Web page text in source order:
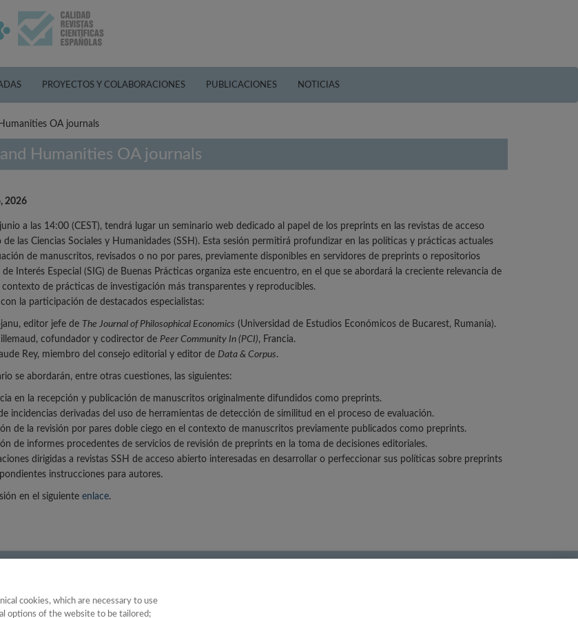
PROYECTOS Y COLABORACIONES PUBLICACIONES NOTICIAS
OA journals
Humanities OA journals
2026
a las 14:00 (CEST), tendrá lugar un seminario web dedicado al papel de los preprints en las revistas de acceso
las Ciencias Sociales y Humanidades (SSH). Esta sesión permitirá profundizar en las políticas y prácticas actuales
de manuscritos, revisados o no por pares, previamente disponibles en servidores de preprints o repositorios
Interés Especial (SIG) de Buenas Prácticas organiza este encuentro, en el que se abordará la creciente relevancia de
contexto de prácticas de investigación más transparentes y reproducibles.
la participación de destacados especialistas:
editor jefe de The Journal of Philosophical Economics (Universidad de Estudios Económicos de Bucarest, Rumanía).
cofundador y codirector de Peer Community In (PCI), Francia.
Rey, miembro del consejo editorial y editor de Data & Corpus.
se abordarán, entre otras cuestiones, las siguientes:
en la recepción y publicación de manuscritos originalmente difundidos como preprints.
incidencias derivadas del uso de herramientas de detección de similitud en el proceso de evaluación.
de la revisión por pares doble ciego en el contexto de manuscritos previamente publicados como preprints.
de informes procedentes de servicios de revisión de preprints en la toma de decisiones editoriales.
dirigidas a revistas SSH de acceso abierto interesadas en desarrollar o perfeccionar sus políticas sobre preprints
instrucciones para autores.
en el siguiente enlace.
cookies, which are necessary to use
options of the website to be tailored;